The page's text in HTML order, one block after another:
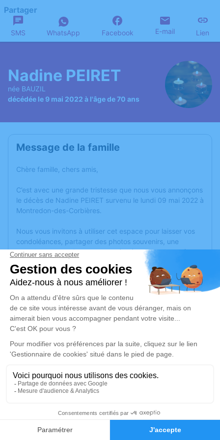
Faire-part Hommages
Partager
SMS WhatsApp Facebook E-mail Lien
Nadine PEIRET
née BAUZIL
décédée le 9 mai 2022 à l'âge de 70 ans
Message de la famille
Chère famille, chers amis,
C’est avec une grande tristesse que nous vous annonçons
le décès de Nadine PEIRET survenu le lundi 09 mai 2022 à
Montredon-des-Corbières.
Nous vous invitons à utiliser cet espace pour laisser vos
condoléances, partager des photos souvenirs, une
anecdote ou exprimer vos pensées à travers des poèmes
ou des textes. Cet endroit est un lieu d'expression dédié à
honorer la mémoire de Nadine PEIRET.
Un service de plantation d’arbre hommage estdisponible
jeudi 12 mai 2022 à 16h30
Crématorium de Trèbes
Rue du Commerce